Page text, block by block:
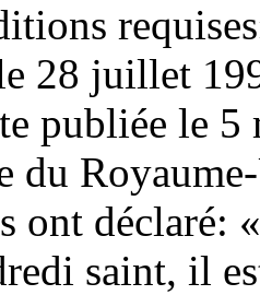
28 juillet
publiée le 5
du
ont déclaré:
saint, il